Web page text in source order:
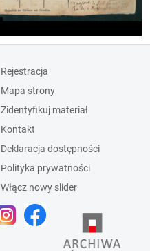
Rejestracja
Mapa strony
Zidentyfikuj materiał
Kontakt
Deklaracja dostępności
Polityka prywatności
Włącz nowy slider